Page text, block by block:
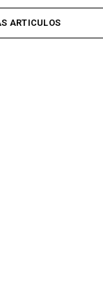
ARTICULOS